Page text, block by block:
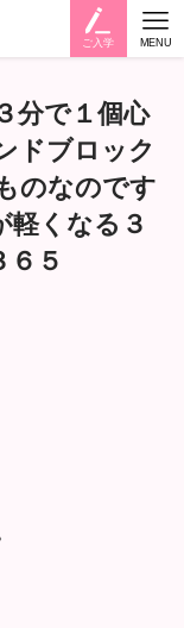
ご入学 MENU
分で１個心
ドブロック
のなのです
軽くなる３
６５